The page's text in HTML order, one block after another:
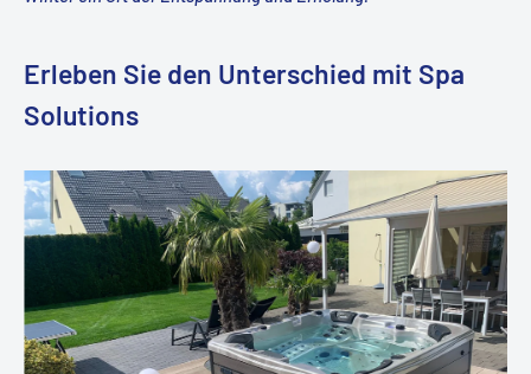
Erleben Sie den Unterschied mit Spa
Solutions